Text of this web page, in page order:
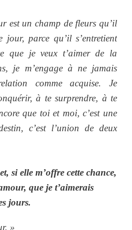
est un champ de fleurs qu’il
jour, parce qu’il s’entretient
que je veux t’aimer de la
je m’engage à ne jamais
comme acquise. Je
à te surprendre, à te
que toi et moi, c’est une
c’est l’union de deux
si elle m’offre cette chance,
que je t’aimerais
jours.
»